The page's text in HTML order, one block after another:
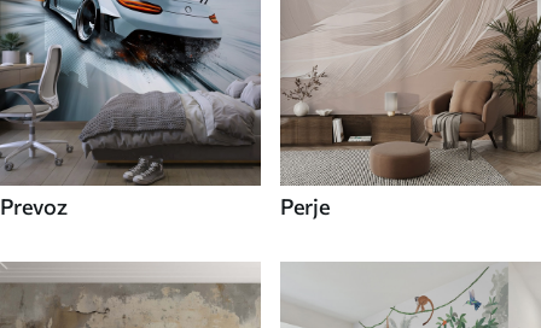
Prevoz Perje